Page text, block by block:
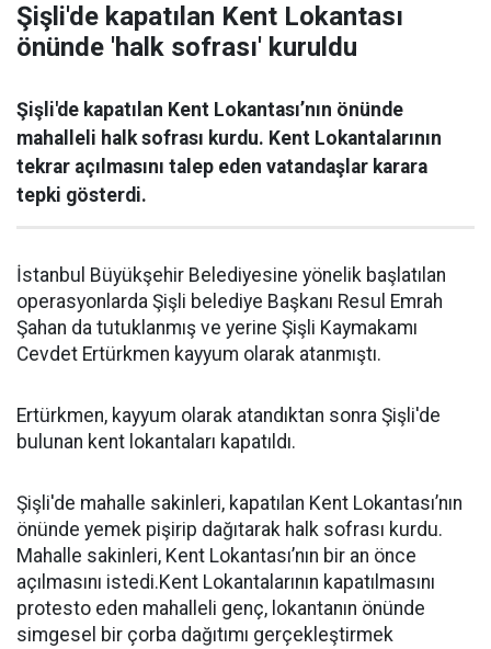
Şişli'de kapatılan Kent Lokantası
önünde 'halk sofrası' kuruldu
Şişli'de kapatılan Kent Lokantası’nın önünde
mahalleli halk sofrası kurdu. Kent Lokantalarının
tekrar açılmasını talep eden vatandaşlar karara
tepki gösterdi.
İstanbul Büyükşehir Belediyesine yönelik başlatılan
operasyonlarda Şişli belediye Başkanı Resul Emrah
Şahan da tutuklanmış ve yerine Şişli Kaymakamı
Cevdet Ertürkmen kayyum olarak atanmıştı.
Ertürkmen, kayyum olarak atandıktan sonra Şişli'de
bulunan kent lokantaları kapatıldı.
Şişli'de mahalle sakinleri, kapatılan Kent Lokantası’nın
önünde yemek pişirip dağıtarak halk sofrası kurdu.
Mahalle sakinleri, Kent Lokantası’nın bir an önce
açılmasını istedi.Kent Lokantalarının kapatılmasını
protesto eden mahalleli genç, lokantanın önünde
simgesel bir çorba dağıtımı gerçekleştirmek